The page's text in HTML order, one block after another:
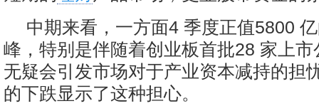
中期来看，一方面4 季度正值5800
峰，特别是伴随着创业板首批28 家上
无疑会引发市场对于产业资本减持的担
的下跌显示了这种担心。